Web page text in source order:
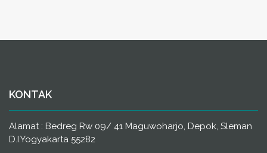
KONTAK
Alamat : Bedreg Rw 09/ 41 Maguwoharjo, Depok, Sleman
D.I.Yogyakarta 55282